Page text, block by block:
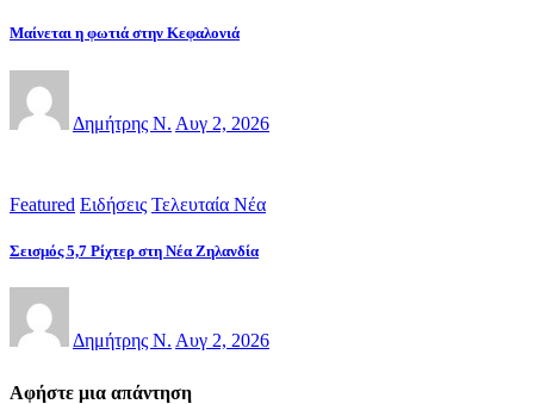
Μαίνεται η φωτιά στην Κεφαλονιά
Δημήτρης Ν. Αυγ 2, 2026
Featured Ειδήσεις Τελευταία Νέα
Σεισμός 5,7 Ρίχτερ στη Νέα Ζηλανδία
Δημήτρης Ν. Αυγ 2, 2026
Αφήστε μια απάντηση